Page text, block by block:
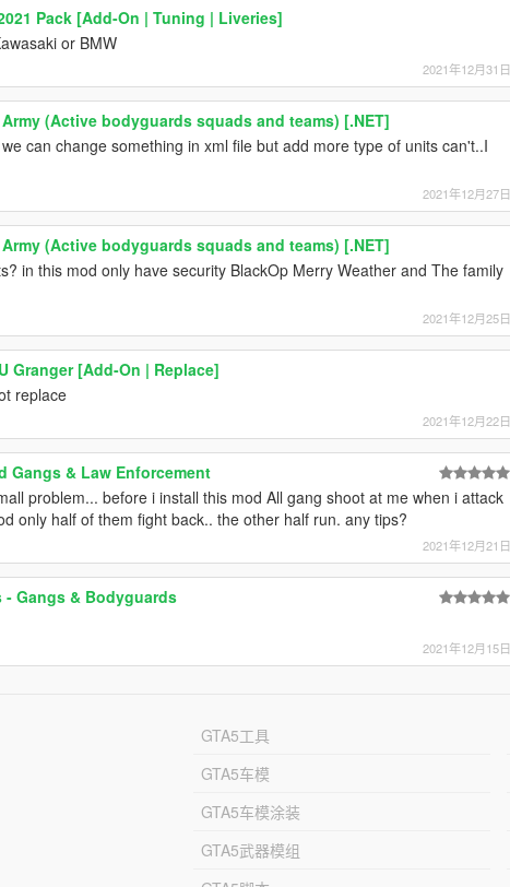
Pack [Add-On | Tuning | Liveries]
or BMW
2021年12月31日
(Active bodyguards squads and teams) [.NET]
can change something in xml file but add more type of units can't..I
2021年12月27日
(Active bodyguards squads and teams) [.NET]
in this mod only have security BlackOp Merry Weather and The family
2021年12月25日
Granger [Add-On | Replace]
replace
2021年12月22日
Gangs & Law Enforcement
problem... before i install this mod All gang shoot at me when i attack
only half of them fight back.. the other half run. any tips?
2021年12月21日
- Gangs & Bodyguards
2021年12月15日
GTA5工具
GTA5车模
GTA5车模涂装
GTA5武器模组